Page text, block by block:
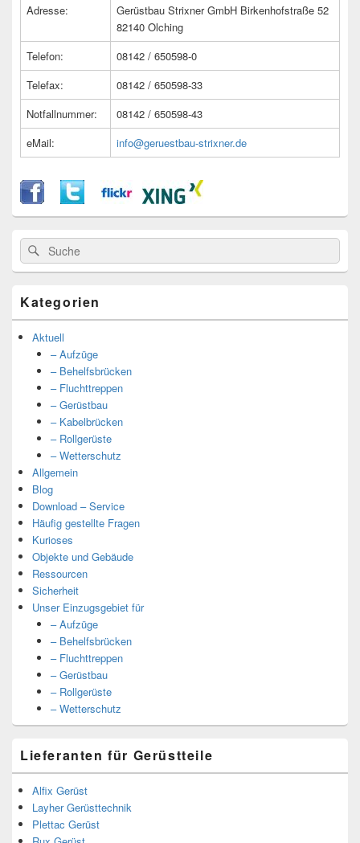
Adresse:
Gerüstbau Strixner GmbH Birkenhofstraße 52
82140 Olching
Telefon:
08142 / 650598-0
Telefax:
08142 / 650598-33
Notfallnummer:
08142 / 650598-43
eMail:
info@geruestbau-strixner.de
Suche
nach:
Suche
Kategorien
Aktuell
– Aufzüge
– Behelfsbrücken
– Fluchttreppen
– Gerüstbau
– Kabelbrücken
– Rollgerüste
– Wetterschutz
Allgemein
Blog
Download – Service
Häufig gestellte Fragen
Kurioses
Objekte und Gebäude
Ressourcen
Sicherheit
Unser Einzugsgebiet für
– Aufzüge
– Behelfsbrücken
– Fluchttreppen
– Gerüstbau
– Rollgerüste
– Wetterschutz
Lieferanten für Gerüstteile
Alfix Gerüst
Layher Gerüsttechnik
Plettac Gerüst